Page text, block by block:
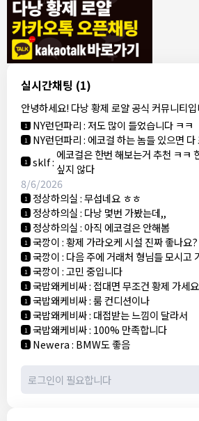
실시간채팅 (1)
안녕하세요! 다낭 황제 로얄 공식 커뮤니티입
8/4/2026
1 모기한테물림:여기도 문의해보면 바로 알
1 모기한테물림:정찰가보다 쌀수 없음
1 결혼안해:ㄹㅇ 팩트 ㅋㅋㅋㅋ
결혼안해:ㄹㅇ 팩트 ㅋㅋㅋㅋ
8/5/2026
NY런던파리 :다낭 에코걸 여기서 예약 가
1 3군:에코걸 좀 조심 하는게 좋음
1 NY런던파리:저도 많이 들었습니다 ㅋㅋ
1 NY런던파리: 에코걸 하는 놈들 있으면
1 sklf: 에코걸은 한번 해보는거 추천 ㅋㅋ
싶지 않다
8/6/2026
1 정상하의실:무섭네요 ㅎㅎ
1 정상하의실: 다낭 몇번 가봤는데,,
1 정상하의실: 아직 에코걸은 안해봄
1 국깡이:황제 가라오케 시설 진짜 좋나요?
1 국깡이: 다음 주에 거래처 형님들 모시고
1 국깡이:고민 중입니다
1 국밥왜케비싸: 접대면 무조건 황제 가세요
1 국밥왜케비싸:룸 컨디션이나
1 국밥왜케비싸: 대접받는 느낌이 달라서
1 국밥왜케비싸: 100% 만족합니다
1 Newera: BMW도 좋음